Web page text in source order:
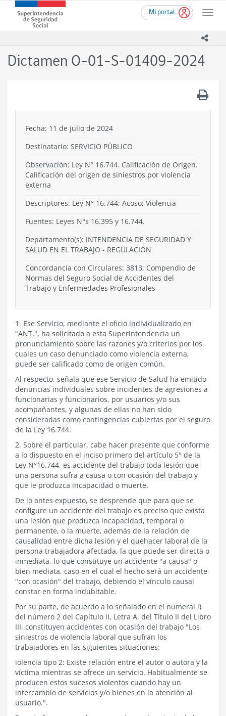
contenido
Mi portal
Toggle
Superintendencia
de
-
Dictamen O-01-S-01409-2024
Fecha: 11 de julio de 2024
Destinatario: SERVICIO PÚBLICO
Observación: Ley N° 16.744. Calificación de Orígen.
Calificación del origen de siniestros por violencia
externa
Descriptores: Ley N° 16.744; Acoso; Violencia
Fuentes: Leyes N°s 16.395 y 16.744.
Departamento(s): INTENDENCIA DE SEGURIDAD Y
SALUD EN EL TRABAJO - REGULACIÓN
Concordancia con Circulares: 3813; Compendio de
Normas del Seguro Social de Accidentes del
Trabajo y Enfermedades Profesionales
1. Ese Servicio, mediante el oficio individualizado en
"ANT.", ha solicitado a esta Superintendencia un
pronunciamiento sobre las razones y/o criterios por los
cuales un caso denunciado como violencia externa,
puede ser calificado como de origen común.
Al respecto, señala que ese Servicio de Salud ha emitido
denuncias individuales sobre incidentes de agresiones a
funcionarias y funcionarios, por usuarios y/o sus
acompañantes, y algunas de ellas no han sido
consideradas como contingencias cubiertas por el seguro
de la Ley 16.744.
2. Sobre el particular, cabe hacer presente que conforme
a lo dispuesto en el inciso primero del artículo 5° de la
Ley N°16.744, es accidente del trabajo toda lesión que
una persona sufra a causa o con ocasión del trabajo y
que le produzca incapacidad o muerte.
De lo antes expuesto, se desprende que para que se
configure un accidente del trabajo es preciso que exista
una lesión que produzca incapacidad, temporal o
permanente, o la muerte, además de la relación de
causalidad entre dicha lesión y el quehacer laboral de la
persona trabajadora afectada, la que puede ser directa o
inmediata, lo que constituye un accidente "a causa" o
bien mediata, caso en el cual el hecho será un accidente
"con ocasión" del trabajo, debiendo el vínculo causal
constar en forma indubitable.
Por su parte, de acuerdo a lo señalado en el numeral i)
del número 2 del Capítulo II, Letra A, del Título II del Libro
III, constituyen accidentes con ocasión del trabajo "Los
siniestros de violencia laboral que sufran los
trabajadores en las siguientes situaciones:
iolencia tipo 2: Existe relación entre el autor o autora y la
víctima mientras se ofrece un servicio. Habitualmente se
producen estos sucesos violentos cuando hay un
intercambio de servicios y/o bienes en la atención al
usuario.".